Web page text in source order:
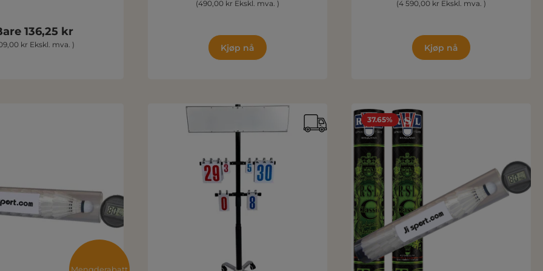
136,25 kr
kr Ekskl. mva. )
(490,00 kr Ekskl. mva. )
Kjøp nå
(4 590,00 kr Ekskl. mva. )
Kjøp nå
Mengderabatt
37.65%